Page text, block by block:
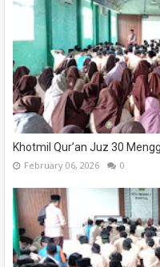
Khotmil Qur’an Juz 30
February 06, 2026 0